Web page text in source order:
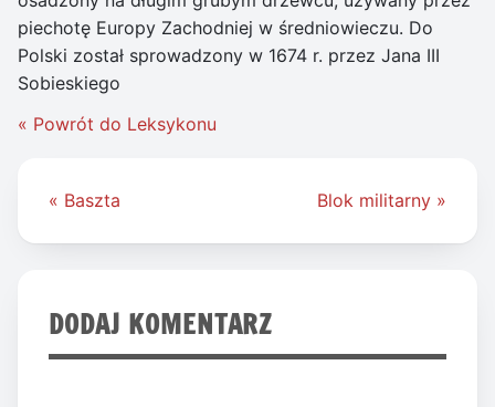
piechotę Europy Zachodniej w średniowieczu. Do
Polski został sprowadzony w 1674 r. przez Jana III
Sobieskiego
« Powrót do Leksykonu
Nawigacja
« Baszta Blok militarny »
DODAJ KOMENTARZ